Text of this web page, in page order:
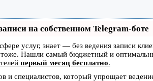
на собственном Telegram-боте
услуг, знает — без ведения записи
тоже. Нашли самый бюджетный и
первый месяц бесплатно.
и специалистов, который упрощает